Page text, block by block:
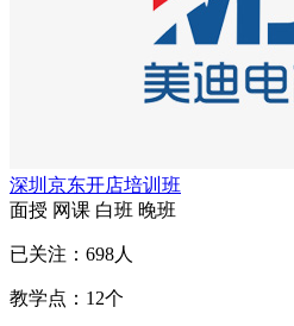
深圳京东开店培训班
面授 网课 白班 晚班
已关注： 698人
教学点： 12个